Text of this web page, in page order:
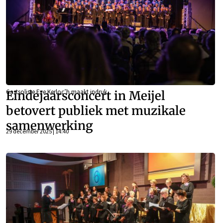
Gastsoliste Eve Kerloc’h maakt indruk
Eindejaarsconcert in Meijel
betovert publiek met muzikale
samenwerking
29 december 2025 | 14:40